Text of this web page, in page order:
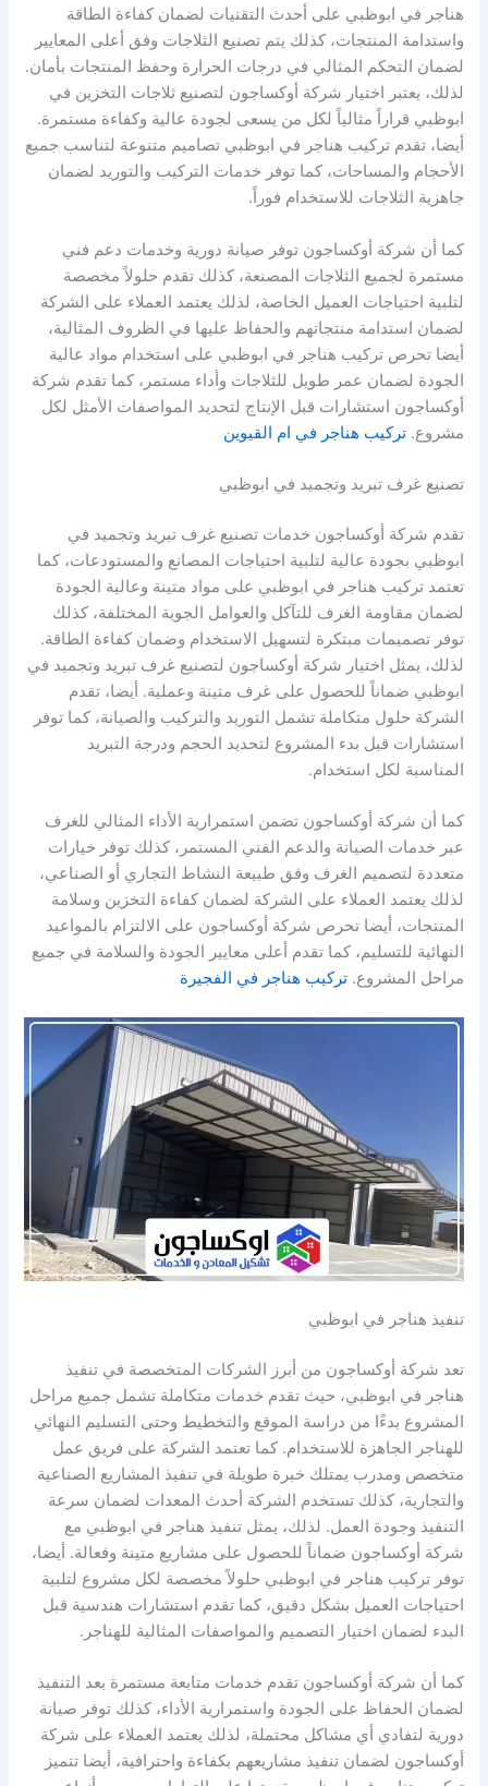
هناجر في ابوظبي على أحدث التقنيات لضمان كفاءة الطاقة
واستدامة المنتجات، كذلك يتم تصنيع الثلاجات وفق أعلى المعايير
لضمان التحكم المثالي في درجات الحرارة وحفظ المنتجات بأمان.
لذلك، يعتبر اختيار شركة أوكساجون لتصنيع ثلاجات التخزين في
ابوظبي قراراً مثالياً لكل من يسعى لجودة عالية وكفاءة مستمرة.
أيضا، تقدم تركيب هناجر في ابوظبي تصاميم متنوعة لتناسب جميع
الأحجام والمساحات، كما توفر خدمات التركيب والتوريد لضمان
جاهزية الثلاجات للاستخدام فوراً.
كما أن شركة أوكساجون توفر صيانة دورية وخدمات دعم فني
مستمرة لجميع الثلاجات المصنعة، كذلك تقدم حلولاً مخصصة
لتلبية احتياجات العميل الخاصة، لذلك يعتمد العملاء على الشركة
لضمان استدامة منتجاتهم والحفاظ عليها في الظروف المثالية،
أيضا تحرص تركيب هناجر في ابوظبي على استخدام مواد عالية
الجودة لضمان عمر طويل للثلاجات وأداء مستمر، كما تقدم شركة
أوكساجون استشارات قبل الإنتاج لتحديد المواصفات الأمثل لكل
مشروع.تركيب هناجر في ام القيوين
تصنيع غرف تبريد وتجميد في ابوظبي
تقدم شركة أوكساجون خدمات تصنيع غرف تبريد وتجميد في
ابوظبي بجودة عالية لتلبية احتياجات المصانع والمستودعات، كما
تعتمد تركيب هناجر في ابوظبي على مواد متينة وعالية الجودة
لضمان مقاومة الغرف للتآكل والعوامل الجوية المختلفة، كذلك
توفر تصميمات مبتكرة لتسهيل الاستخدام وضمان كفاءة الطاقة.
لذلك، يمثل اختيار شركة أوكساجون لتصنيع غرف تبريد وتجميد في
ابوظبي ضماناً للحصول على غرف متينة وعملية. أيضا، تقدم
الشركة حلول متكاملة تشمل التوريد والتركيب والصيانة، كما توفر
استشارات قبل بدء المشروع لتحديد الحجم ودرجة التبريد
المناسبة لكل استخدام.
كما أن شركة أوكساجون تضمن استمرارية الأداء المثالي للغرف
عبر خدمات الصيانة والدعم الفني المستمر، كذلك توفر خيارات
متعددة لتصميم الغرف وفق طبيعة النشاط التجاري أو الصناعي،
لذلك يعتمد العملاء على الشركة لضمان كفاءة التخزين وسلامة
المنتجات، أيضا تحرص شركة أوكساجون على الالتزام بالمواعيد
النهائية للتسليم، كما تقدم أعلى معايير الجودة والسلامة في جميع
مراحل المشروع.تركيب هناجر في الفجيرة
تنفيذ هناجر في ابوظبي
تعد شركة أوكساجون من أبرز الشركات المتخصصة في تنفيذ
هناجر في ابوظبي، حيث تقدم خدمات متكاملة تشمل جميع مراحل
المشروع بدءًا من دراسة الموقع والتخطيط وحتى التسليم النهائي
للهناجر الجاهزة للاستخدام. كما تعتمد الشركة على فريق عمل
متخصص ومدرب يمتلك خبرة طويلة في تنفيذ المشاريع الصناعية
والتجارية، كذلك تستخدم الشركة أحدث المعدات لضمان سرعة
التنفيذ وجودة العمل. لذلك، يمثل تنفيذ هناجر في ابوظبي مع
شركة أوكساجون ضماناً للحصول على مشاريع متينة وفعالة. أيضا،
توفر تركيب هناجر في ابوظبي حلولاً مخصصة لكل مشروع لتلبية
احتياجات العميل بشكل دقيق، كما تقدم استشارات هندسية قبل
البدء لضمان اختيار التصميم والمواصفات المثالية للهناجر.
كما أن شركة أوكساجون تقدم خدمات متابعة مستمرة بعد التنفيذ
لضمان الحفاظ على الجودة واستمرارية الأداء، كذلك توفر صيانة
دورية لتفادي أي مشاكل محتملة، لذلك يعتمد العملاء على شركة
أوكساجون لضمان تنفيذ مشاريعهم بكفاءة واحترافية، أيضا تتميز